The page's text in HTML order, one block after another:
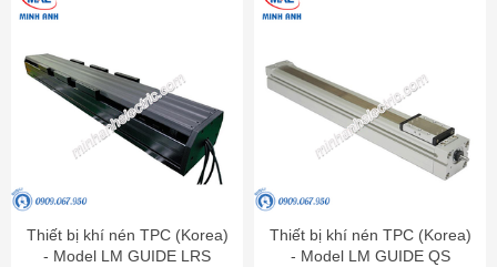
Thiết bị khí nén TPC (Korea)
- Model LM GUIDE LRS
Thiết bị khí nén TPC (Korea)
- Model LM GUIDE QS